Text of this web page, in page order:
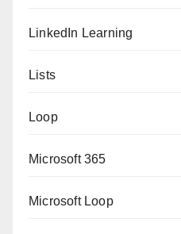
LinkedIn Learning
Lists
Loop
Microsoft 365
Microsoft Loop